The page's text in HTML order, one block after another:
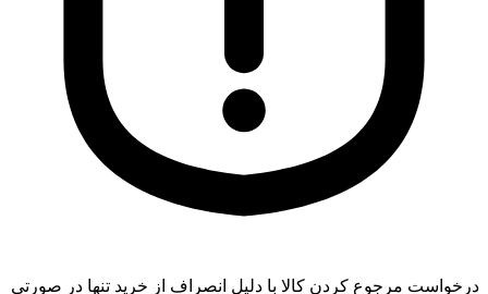
درخواست مرجوع کردن کالا با دلیل انصراف از خرید تنها در صورتی